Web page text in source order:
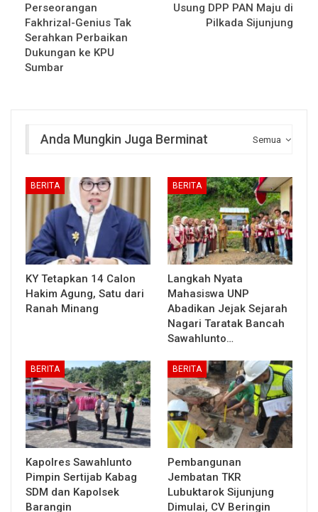
Perseorangan
Fakhrizal-Genius Tak
Serahkan Perbaikan
Dukungan ke KPU
Sumbar
Usung DPP PAN Maju di
Pilkada Sijunjung
Semua
Anda Mungkin Juga Berminat
BERITA
KY Tetapkan 14 Calon
Hakim Agung, Satu dari
Ranah Minang
BERITA
Langkah Nyata
Mahasiswa UNP
Abadikan Jejak Sejarah
Nagari Taratak Bancah
Sawahlunto…
BERITA
Kapolres Sawahlunto
Pimpin Sertijab Kabag
SDM dan Kapolsek
Barangin
BERITA
Pembangunan
Jembatan TKR
Lubuktarok Sijunjung
Dimulai, CV Beringin